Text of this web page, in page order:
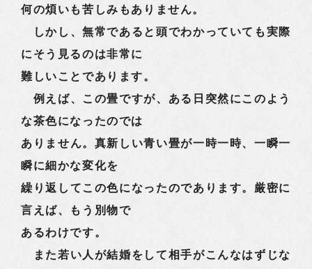
何の煩いも苦しみもありません。
しかし、無常であると頭でわかっていても実際
にそう見るのは非常に
難しいことであります。
例えば、この畳ですが、ある日突然にこのよう
な茶色になったのでは
ありません。真新しい青い畳が一時一時、一瞬一
瞬に細かな変化を
繰り返してこの色になったのであります。厳密に
言えば、もう別物で
あるわけです。
また若い人が結婚をして相手がこんなはずじな